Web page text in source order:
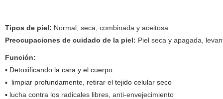
Tipos de piel: Normal, seca, combinada y aceitosa
Preocupaciones de cuidado de la piel: Piel seca y apagada,
Función:
▪Detoxificando la cara y el cuerpo.
▪ limpiar profundamente, retirar el tejido celular seco
▪ lucha contra los radicales libres, anti-envejecimiento